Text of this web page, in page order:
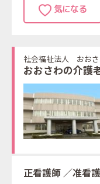
社会福祉法人 おおさ
おおさわの介護
正看護師 ／准看